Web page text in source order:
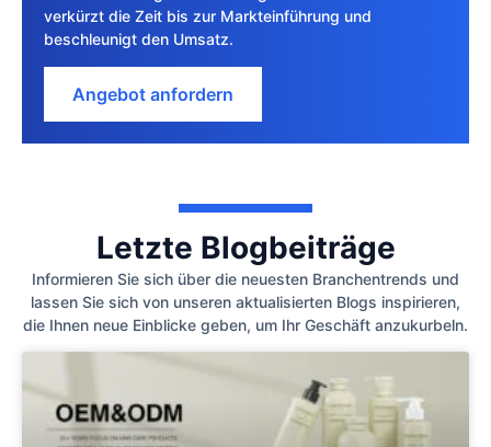
verkürzt die Zeit bis zur Markteinführung und
beschleunigt den Umsatz.
Angebot anfordern
Letzte Blogbeiträge
Informieren Sie sich über die neuesten Branchentrends und
lassen Sie sich von unseren aktualisierten Blogs inspirieren,
die Ihnen neue Einblicke geben, um Ihr Geschäft anzukurbeln.